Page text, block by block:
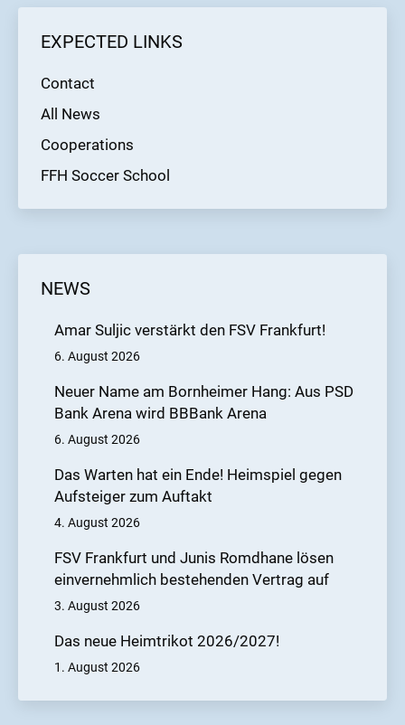
EXPECTED LINKS
Contact
All News
Cooperations
FFH Soccer School
NEWS
Amar Suljic verstärkt den FSV Frankfurt!
6. August 2026
Neuer Name am Bornheimer Hang: Aus PSD
Bank Arena wird BBBank Arena
6. August 2026
Das Warten hat ein Ende! Heimspiel gegen
Aufsteiger zum Auftakt
4. August 2026
FSV Frankfurt und Junis Romdhane lösen
einvernehmlich bestehenden Vertrag auf
3. August 2026
Das neue Heimtrikot 2026/2027!
1. August 2026